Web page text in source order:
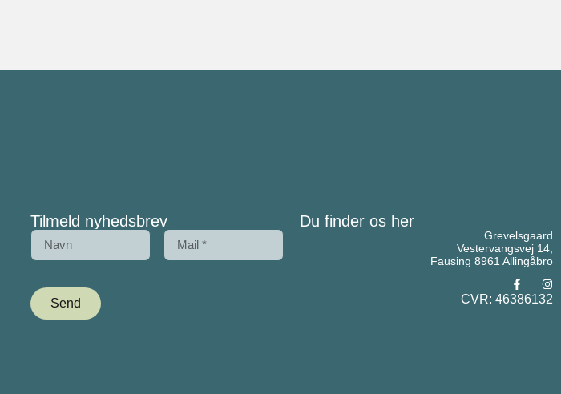
Tilmeld nyhedsbrev
Send
Du finder os her
Grevelsgaard
Vestervangsvej 14,
Fausing 8961 Allingåbro
CVR: 46386132